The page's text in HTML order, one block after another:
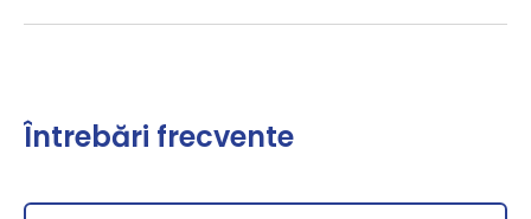
Întrebări frecvente